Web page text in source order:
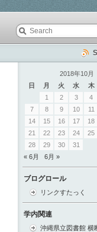
2018年10月
日
月 火 水 木
1
2 3 4
7
8 9 10 11
14
15 16 17 18
21
22 23 24 25
28
29 30
31
« 6月
6月 »
ブログロール
リンクすたっく
学内関連
沖縄県立図書館 横